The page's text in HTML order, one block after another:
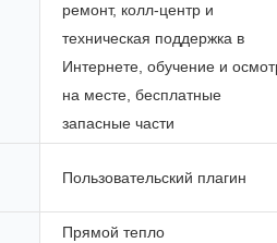
ремонт, колл-центр и
техническая поддержка в
Интернете, обучение и
на месте, бесплатные
запасные части
Пользовательский плагин
Прямой тепло